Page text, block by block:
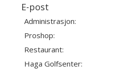
E-post
Administrasjon:
Proshop:
Restaurant:
Haga Golfsenter: